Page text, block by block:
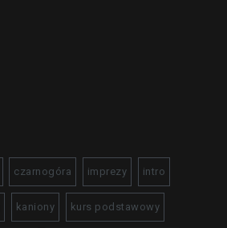
czarnogóra imprezy intro
kaniony kurs podstawowy